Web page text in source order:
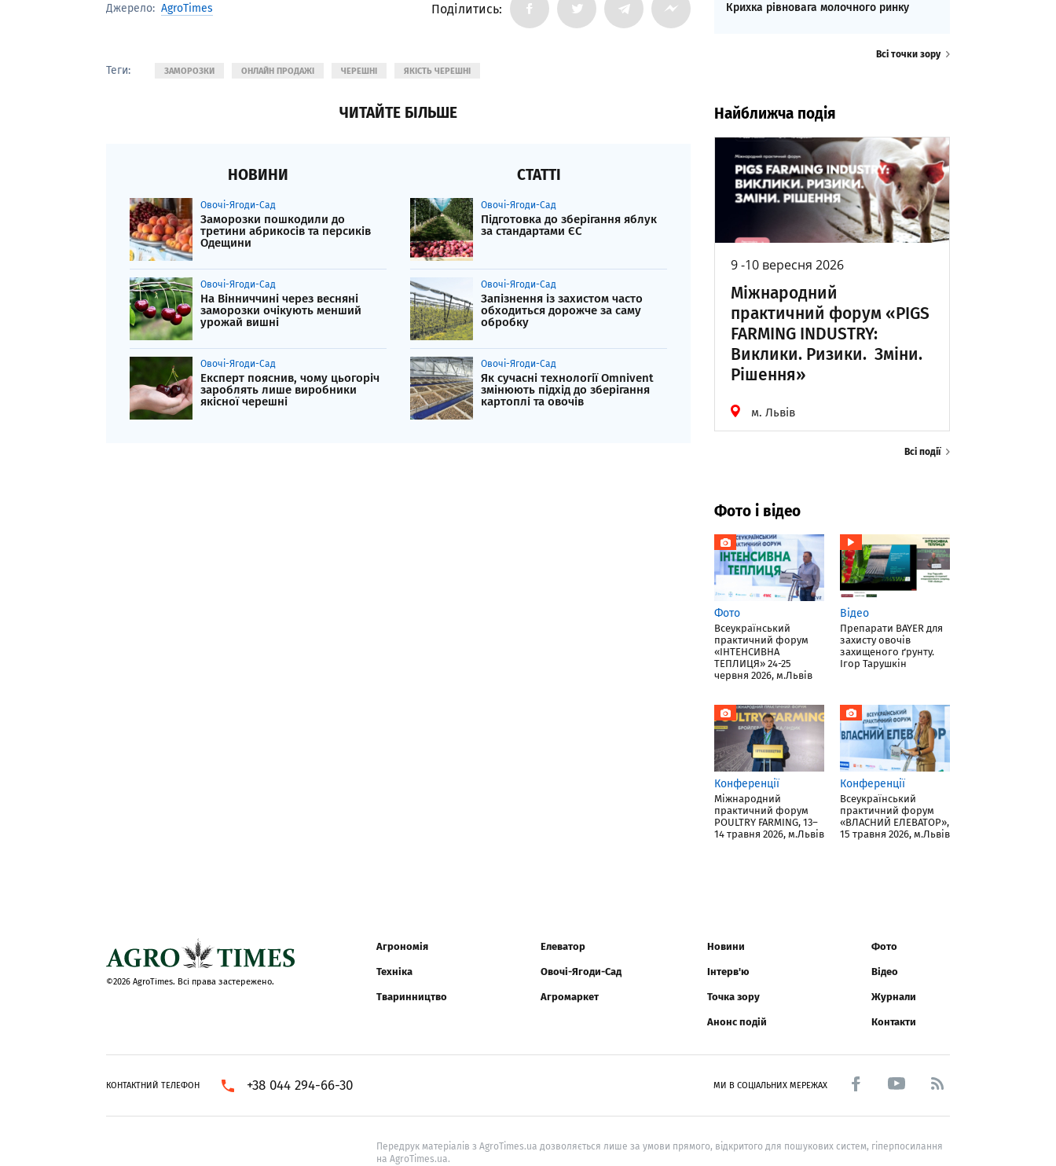
Джерело: AgroTimes Поділитись:
Теги: ЗАМОРОЗКИ ОНЛАЙН ПРОДАЖІ ЧЕРЕШНІ ЯКІСТЬ ЧЕРЕШНІ
ЧИТАЙТЕ БІЛЬШЕ
НОВИНИ
Овочі-Ягоди-Сад
Заморозки пошкодили до
третини абрикосів та персиків
Одещини
Овочі-Ягоди-Сад
На Вінниччині через весняні
заморозки очікують менший
урожай вишні
Овочі-Ягоди-Сад
Експерт пояснив, чому цьогоріч
зароблять лише виробники
якісної черешні
СТАТТІ
Овочі-Ягоди-Сад
Підготовка до зберігання яблук
за стандартами ЄС
Овочі-Ягоди-Сад
Запізнення із захистом часто
обходиться дорожче за саму
обробку
Овочі-Ягоди-Сад
Як сучасні технології Omnivent
змінюють підхід до зберігання
картоплі та овочів
Крихка рівновага молочного ринку
Всі точки зору
Найближча подія
9 -10 вересня 2026
Міжнародний
практичний форум «PIGS
FARMING INDUSTRY:
Виклики. Ризики. Зміни.
Рішення»
м. Львів
Всі події
Фото і відео
Фото
Всеукраїнський
практичний форум
«ІНТЕНСИВНА
ТЕПЛИЦЯ» 24-25
червня 2026, м.Львів
Відео
Препарати BAYER для
захисту овочів
захищеного ґрунту.
Ігор Тарушкін
Конференції
Міжнародний
практичний форум
POULTRY FARMING, 13–
14 травня 2026, м.Львів
Конференції
Всеукраїнський
практичний форум
«ВЛАСНИЙ ЕЛЕВАТОР»,
15 травня 2026, м.Львів
©2026 AgroTimes. Всі права застережено.
Агрономія
Техніка
Тваринництво
Елеватор
Овочі-Ягоди-Сад
Агромаркет
Новини
Інтерв'ю
Точка зору
Анонс подій
Фото
Відео
Журнали
Контакти
КОНТАКТНИЙ ТЕЛЕФОН +38 044 294-66-30 МИ В СОЦІАЛЬНИХ МЕРЕЖАХ
Передрук матеріалів з AgroTimes.ua дозволяється лише за умови прямого, відкритого для пошукових систем, гіперпосилання
на AgroTimes.ua.